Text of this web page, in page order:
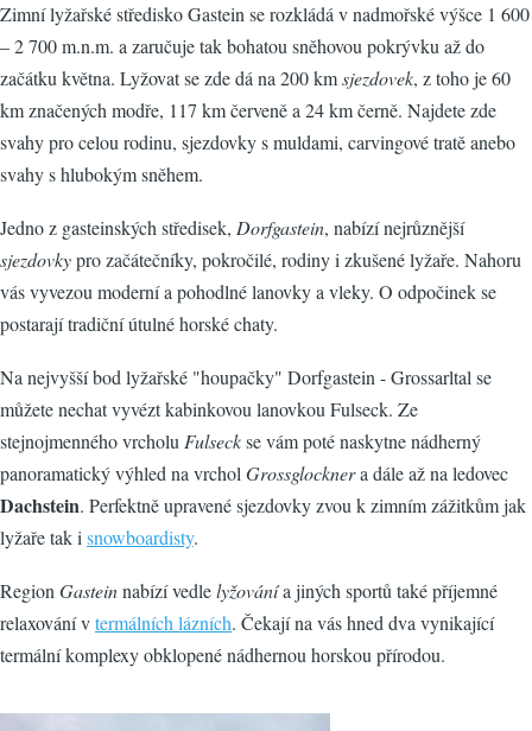
Zimní lyžařské středisko Gastein se rozkládá v nadmořské výšce 1 600
– 2 700 m.n.m. a zaručuje tak bohatou sněhovou pokrývku až do
začátku května. Lyžovat se zde dá na 200 kmsjezdovek, z toho je 60
km značených modře, 117 km červeně a 24 km černě. Najdete zde
svahy pro celou rodinu, sjezdovky s muldami, carvingové tratě anebo
svahy s hlubokým sněhem.
Jedno z gasteinských středisek, Dorfgastein, nabízí nejrůznější
sjezdovkypro začátečníky, pokročilé, rodiny i zkušené lyžaře. Nahoru
vás vyvezou moderní a pohodlné lanovky a vleky. O odpočinek se
postarají tradiční útulné horské chaty.
Na nejvyšší bod lyžařské "houpačky" Dorfgastein - Grossarltal se
můžete nechat vyvézt kabinkovou lanovkou Fulseck. Ze
stejnojmenného vrcholu Fulseckse vám poté naskytne nádherný
panoramatický výhled na vrchol Grossglocknera dále až na ledovec
Dachstein. Perfektně upravené sjezdovky zvou k zimním zážitkům jak
lyžaře tak i snowboardisty.
Region Gasteinnabízí vedlelyžovánía jiných sportů také příjemné
relaxování vtermálních lázních. Čekají na vás hned dva vynikající
termální komplexy obklopené nádhernou horskou přírodou.